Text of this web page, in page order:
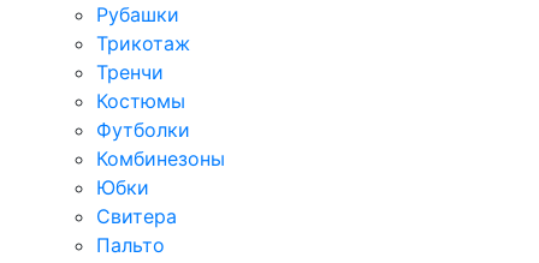
Рубашки
Трикотаж
Тренчи
Костюмы
Футболки
Комбинезоны
Юбки
Свитера
Пальто